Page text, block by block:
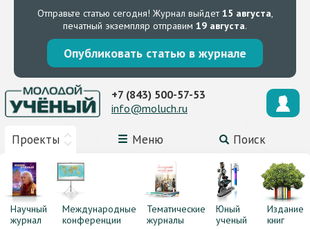
Отправьте статью сегодня! Журнал выйдет15 августа,
печатный экземпляр отправим 19 августа.
Опубликовать статью в журнале
Проекты Меню Поиск
+7 (843) 500-57-53
info@moluch.ru
Научный
журнал
Международные
конференции
Тематические
журналы
Юный
ученый
Издание
книг